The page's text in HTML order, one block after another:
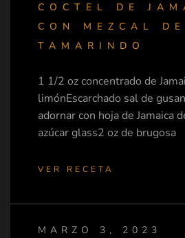
COCTEL DE
CON MEZCAL DE
TAMARINDO
1 1/2 oz concentrado de
limónEscarchado sal de
adornar con hoja de Jamaica
azúcar glass2 oz de brugosa
VER RECETA
MARZO 3, 2023